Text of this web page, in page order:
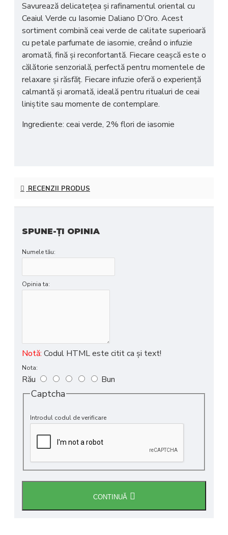
Savureazădelicatețea și rafinamentul orientalcu
Ceaiul Verde cu Iasomie Daliano D’Oro. Acest
sortiment combinăceai verde de calitate superioară
cu petale parfumate de iasomie, creând o infuzie
aromată, fină și reconfortantă. Fiecare ceașcă este o
călătorie senzorială, perfectă pentru momentele de
relaxare și răsfăț. Fiecare infuzie oferă o experiență
calmantă și aromată, ideală pentru ritualuri de ceai
liniștite sau momente de contemplare.
Ingrediente: ceai verde, 2% flori de iasomie
RECENZII PRODUS
SPUNE-ŢI OPINIA
Numele tău:
Opinia ta:
Notă: Codul HTML este citit ca şi text!
Nota:
Rău Bun
Captcha
Introdul codul de verificare
CONTINUĂ